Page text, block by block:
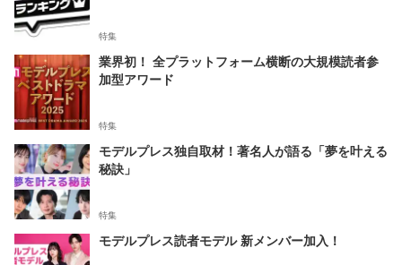
特集
業界初！ 全プラットフォーム横断の大規模読者参
加型アワード
特集
モデルプレス独自取材！著名人が語る「夢を叶える
秘訣」
特集
モデルプレス読者モデル 新メンバー加入！